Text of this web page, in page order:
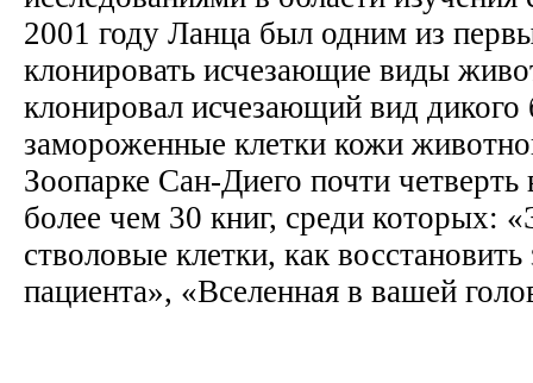
2001 году Ланца был одним из
клонировать исчезающие виды
клонировал исчезающий вид дикого
замороженные клетки кожи
Зоопарке Сан-Диего почти четверть
более чем 30 книг, среди которых:
стволовые клетки, как восстановить
пациента», «Вселенная в вашей